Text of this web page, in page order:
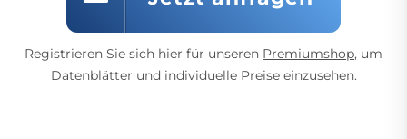
Registrieren Sie sich hier für unseren Premiumshop, um
Datenblätter und individuelle Preise einzusehen.